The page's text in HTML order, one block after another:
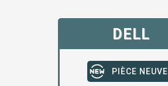
DELL
PIÈCE NEUVE